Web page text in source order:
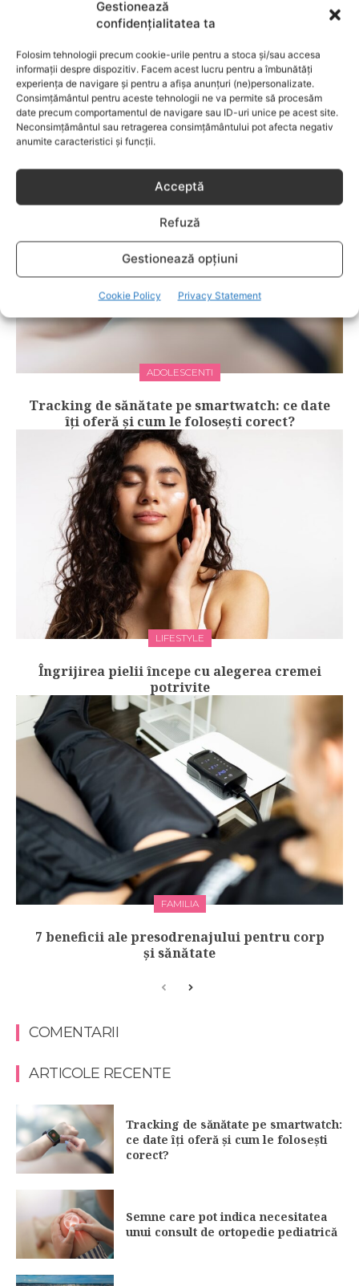
Gestionează
confidențialitatea ta
Folosim tehnologii precum cookie-urile pentru a stoca și/sau accesa
informații despre dispozitiv. Facem acest lucru pentru a îmbunătăți
experiența de navigare și pentru a afișa anunțuri (ne)personalizate.
Consimțământul pentru aceste tehnologii ne va permite să procesăm
date precum comportamentul de navigare sau ID-uri unice pe acest site.
Neconsimțământul sau retragerea consimțământului pot afecta negativ
anumite caracteristici și funcții.
Acceptă
Refuză
Gestionează opțiuni
Cookie Policy Privacy Statement
capitol fascinant dedicat copiilor valoroși ai țării. ÎNVAŢĂ
SĂ PREVII! –sunt prezentate soluţii de prevenire a
copiilor, cât şi pe cea a părinţilor.
RELATED POSTS
ADOLESCENTI
Tracking de sănătate pe smartwatch: ce date
îți oferă și cum le folosești corect?
LIFESTYLE
Îngrijirea pielii începe cu alegerea cremei
potrivite
FAMILIA
7 beneficii ale presodrenajului pentru corp
și sănătate
COMENTARII
ARTICOLE RECENTE
Tracking de sănătate pe smartwatch:
ce date îți oferă și cum le folosești
corect?
Semne care pot indica necesitatea
unui consult de ortopedie pediatrică